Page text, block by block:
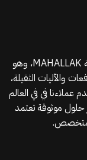
موقع قطع الغيار KGSAN وهو أحد اعمال شركة MAHALLAK، وهو
والآليات الثقيلة،
عملاءنا في في العالم
موثوقة تعتمد